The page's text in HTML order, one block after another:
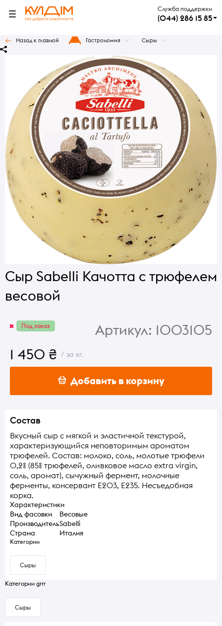
Служба поддержки
(044) 286 15 85
Назад к главной Гастрономия Сыры
Сыр Sabelli Качотта с трюфелем
весовой
Под заказ Артикул: 1003105
1 450 ₴ / за кг.
Добавить в корзину
Состав
Вкусный сыр с мягкой и эластичной текстурой,
характеризующийся неповторимым ароматом
трюфелей. Состав: молоко, соль, молотые трюфели
0,2% (85% трюфелей, оливковое масло extra virgin,
соль, аромат), сычужный фермент, молочные
ферменты, консервант E203, E235. Несъедобная
корка.
Характеристики
Вид фасовки
Весовые
ПроизводительSabelli
Страна
Италия
Категории
Сыры
Категории grrr
Сыры